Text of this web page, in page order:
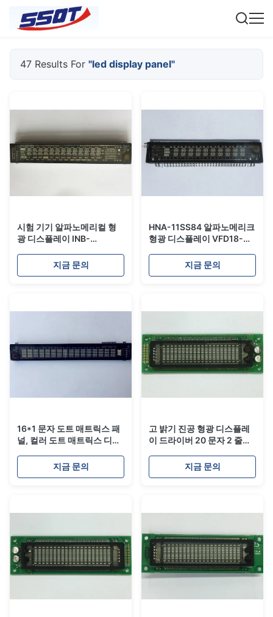
47 Results For "led display panel"
시험 기기 알파노메리컬 형
광 디스플레이 INB-
녹색 빨간색지금 문의
HNA-11SS84 알파노메리크
형광 디스플레이 VFD18-
STB VFD 패널지금 문의
16*1 문자 도트 매트릭스 패
널, 컬러 도트 매트릭스 디스
지금 문의
고 밝기 진공 형광 디스플레
이 드라이버 20 문자 2 줄
지금 문의